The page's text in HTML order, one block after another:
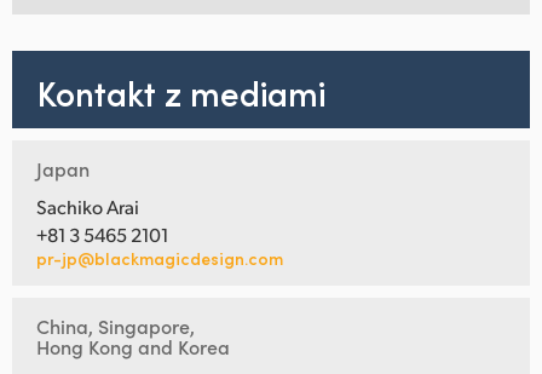
Kontakt z mediami
Japan
Sachiko Arai
+81 3 5465 2101
pr-jp@blackmagicdesign.com
China, Singapore,
Hong Kong and Korea